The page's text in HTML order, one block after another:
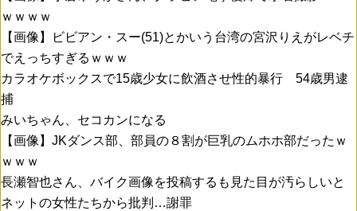
ｗｗｗｗ
【画像】ビビアン・スー(51)とかいう台湾の宮沢りえがレベチ
でえっちすぎるｗｗｗ
カラオケボックスで15歳少女に飲酒させ性的暴行 54歳男逮
捕
みいちゃん、セコカンになる
【画像】JKダンス部、部員の８割が巨乳のムホホ部だったｗ
ｗｗｗ
長瀬智也さん、バイク画像を投稿するも見た目が汚らしいと
ネットの女性たちから批判…謝罪